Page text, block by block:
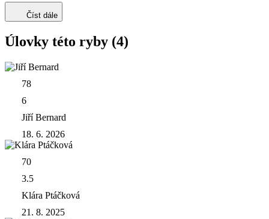
Číst dále
Úlovky této ryby (4)
78
6
Jiří Bernard
18. 6. 2026
70
3.5
Klára Ptáčková
21. 8. 2025